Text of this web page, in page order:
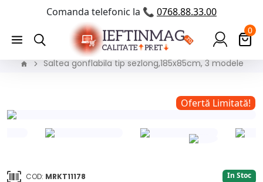
Comanda telefonic la 📞 0768.88.33.00
0
Saltea gonflabila tip sezlong,185x85cm, 3 modele
Ofertă Limitată!
COD: MRKT11178 In Stoc